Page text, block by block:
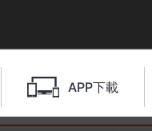
APP下載